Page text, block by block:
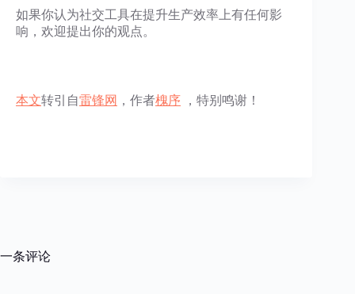
如果你认为社交工具在提升生产效率上有任何影
响，欢迎提出你的观点。
本文转引自雷锋网 ，作者槐序 ，特别鸣谢！
一条评论